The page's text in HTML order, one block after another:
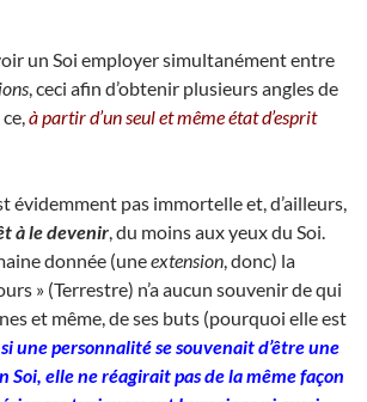
un Soi employer simultanément entre
, ceci afin d’obtenir plusieurs angles de
à partir d’un seul et même état d’esprit
évidemment pas immortelle et, d’ailleurs,
à le devenir , du moins aux yeux du Soi.
donnée (uneextension , donc) la
» (Terrestre) n’a aucun souvenir de qui
et même, de ses buts (pourquoi elle est
si une personnalité se souvenait d’être une
Soi, elle ne réagirait pas de la même façon